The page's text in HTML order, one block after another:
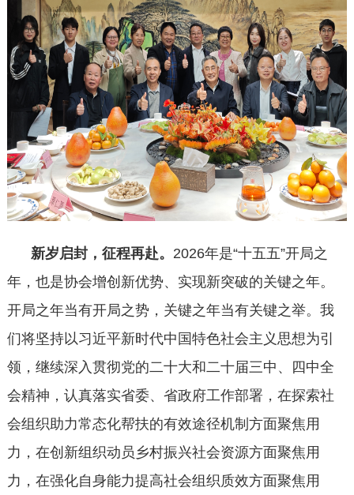
新岁启封，征程再赴。 2026年是“十五五”开局之
年，也是协会增创新优势、实现新突破的关键之年。
开局之年当有开局之势，关键之年当有关键之举。我
们将坚持以习近平新时代中国特色社会主义思想为引
领，继续深入贯彻党的二十大和二十届三中、四中全
会精神，认真落实省委、省政府工作部署，在探索社
会组织助力常态化帮扶的有效途径机制方面聚焦用
力，在创新组织动员乡村振兴社会资源方面聚焦用
力，在强化自身能力提高社会组织质效方面聚焦用